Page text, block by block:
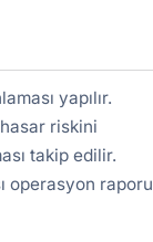
yapılır.
riskini
takip edilir.
operasyon raporu